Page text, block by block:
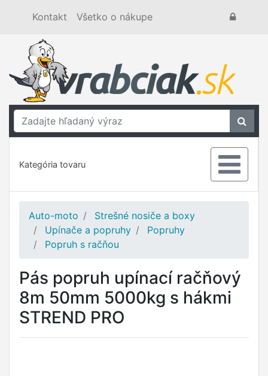
Kontakt Všetko o nákupe
Kategória tovaru
Auto-moto
Strešné nosiče a boxy
Upínače a popruhy
Popruhy
Popruh s račňou
Pás popruh upínací račňový
8m 50mm 5000kg s hákmi
STREND PRO